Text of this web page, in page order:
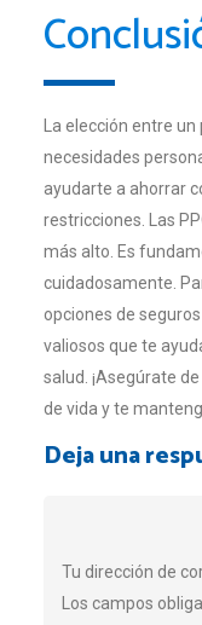
La elección entre un
necesidades
ayudarte a ahorrar
restricciones. Las
más alto. Es
cuidadosamente.
opciones de
valiosos que te
salud. ¡Asegúrate
de vida y te
Deja una
Tu dirección de
Los campos